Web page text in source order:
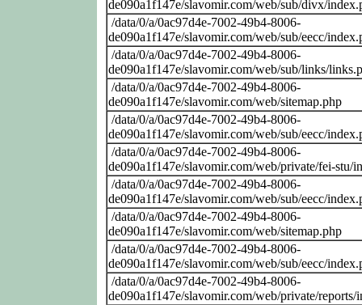
de090a1f147e/slavomir.com/web/sub/divx/
/data/0/a/0ac97d4e-7002-49b4-8006-
de090a1f147e/slavomir.com/web/sub/eecc/
/data/0/a/0ac97d4e-7002-49b4-8006-
de090a1f147e/slavomir.com/web/sub/links/
/data/0/a/0ac97d4e-7002-49b4-8006-
de090a1f147e/slavomir.com/web/sitemap.php
/data/0/a/0ac97d4e-7002-49b4-8006-
de090a1f147e/slavomir.com/web/sub/eecc/
/data/0/a/0ac97d4e-7002-49b4-8006-
de090a1f147e/slavomir.com/web/private/fei-stu/
/data/0/a/0ac97d4e-7002-49b4-8006-
de090a1f147e/slavomir.com/web/sub/eecc/
/data/0/a/0ac97d4e-7002-49b4-8006-
de090a1f147e/slavomir.com/web/sitemap.php
/data/0/a/0ac97d4e-7002-49b4-8006-
de090a1f147e/slavomir.com/web/sub/eecc/
/data/0/a/0ac97d4e-7002-49b4-8006-
de090a1f147e/slavomir.com/web/private/reports/